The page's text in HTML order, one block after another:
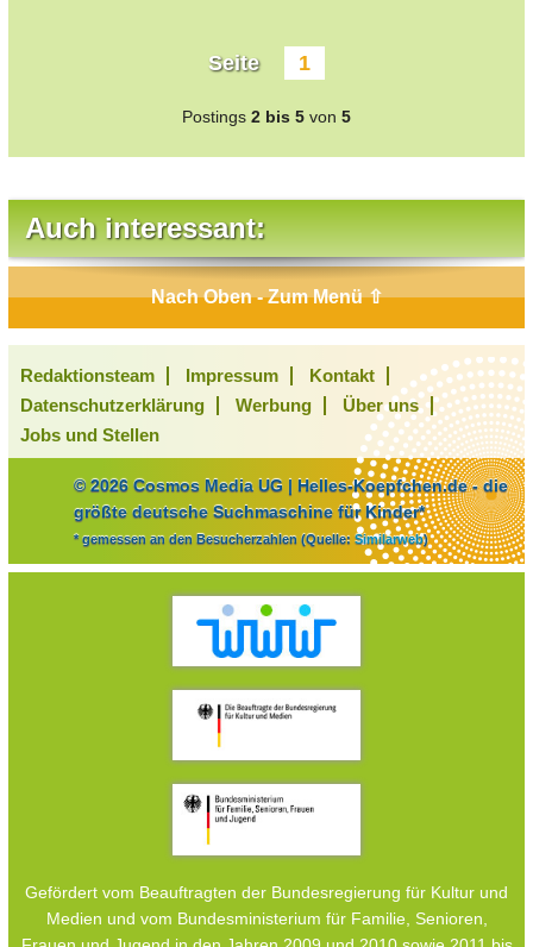
Seite 1
Postings 2 bis 5 von 5
Auch interessant:
Nach Oben - Zum Menü ⇧
Redaktionsteam Impressum
Kontakt
Datenschutzerklärung
Werbung
Über uns
Jobs und Stellen
© 2026 Cosmos Media UG | Helles-Koepfchen.de - die
größte deutsche Suchmaschine für Kinder*
* gemessen an den Besucherzahlen (Quelle: Similarweb)
Gefördert vom Beauftragten der Bundesregierung für Kultur und
Medien und vom Bundesministerium für Familie, Senioren,